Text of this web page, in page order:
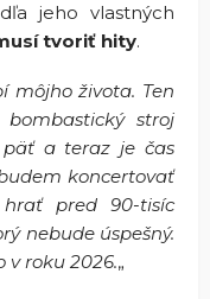
jeho vlastných
tvoriť hity.
môjho života. Ten
stroj
a teraz je čas
koncertovať
pred 90-tisíc
nebude úspešný.
v roku 2026.„